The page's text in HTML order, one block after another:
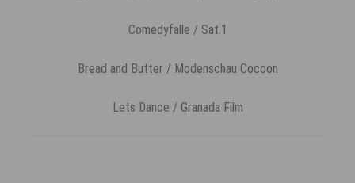
Comedyfalle / Sat.1
Bread and Butter / Modenschau Cocoon
Lets Dance / Granada Film